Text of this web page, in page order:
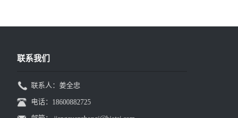
联系我们
联系人：姜全忠
电话：18600882725